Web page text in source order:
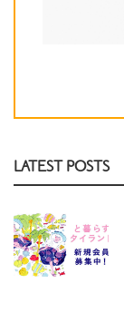
LATEST POSTS